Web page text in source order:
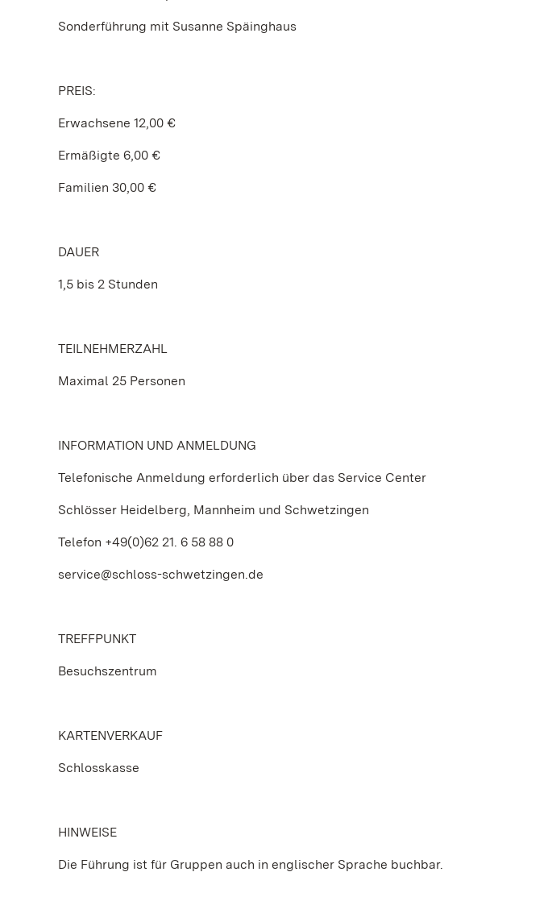
Sonderführung mit Susanne Späinghaus
PREIS:
Erwachsene 12,00 €
Ermäßigte 6,00 €
Familien 30,00 €
DAUER
1,5 bis 2 Stunden
TEILNEHMERZAHL
Maximal 25 Personen
INFORMATION UND ANMELDUNG
Telefonische Anmeldung erforderlich über das Service Center
Schlösser Heidelberg, Mannheim und Schwetzingen
Telefon +49(0)62 21. 6 58 88 0
service@schloss-schwetzingen.de
TREFFPUNKT
Besuchszentrum
KARTENVERKAUF
Schlosskasse
HINWEISE
Die Führung ist für Gruppen auch in englischer Sprache buchbar.